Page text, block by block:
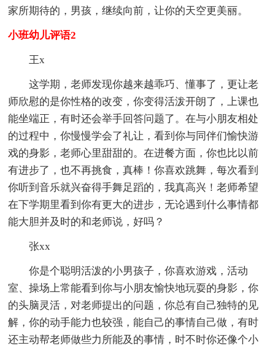
家所期待的，男孩，继续向前，让你的天空更美丽。
小班幼儿评语2
王x
这学期，老师发现你越来越乖巧、懂事了，更让老
师欣慰的是你性格的改变，你变得活泼开朗了，上课也
能坐端正，有时还会举手回答问题了。在与小朋友相处
的过程中，你慢慢学会了礼让，看到你与同伴们愉快游
戏的身影，老师心里甜甜的。在进餐方面，你也比以前
有进步了，也不再挑食，真棒！你喜欢跳舞，每次看到
你听到音乐就兴奋得手舞足蹈的，我真高兴！老师希望
在下学期里看到你有更大的进步，无论遇到什么事情都
能大胆并及时的和老师说，好吗？
张xx
你是个聪明活泼的小男孩子，你喜欢游戏，活动
室、操场上常能看到你与小朋友愉快地玩耍的身影，你
的头脑灵活，对老师提出的问题，你总有自己独特的见
解，你的动手能力也较强，能自己的事情自己做，有时
还主动帮老师做些力所能及的事情，时不时你还像个小